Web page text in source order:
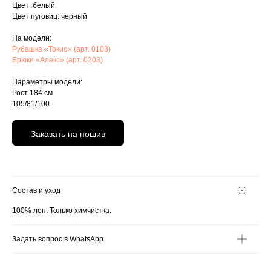
Цвет: белый
Цвет пуговиц: черный
На модели:
Рубашка «Токио» (арт. 0103)
Брюки «Алекс» (арт. 0203)
Параметры модели:
Рост 184 см
105/81/100
Заказать на пошив
Состав и уход
100% лен. Только химчистка.
Задать вопрос в WhatsApp